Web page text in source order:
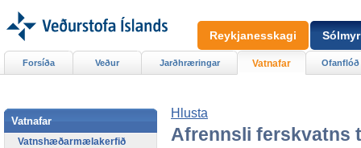
Hlusta
Afrennsli ferskvatns
Forsíða Veður Jarðhræringar Vatnafar Ofanflóð
Vatnafar
Vatnshæðarmælakerfið
Reykjanesskagi